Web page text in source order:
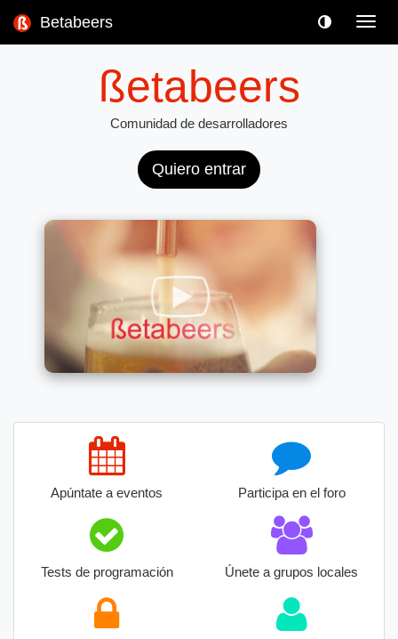
Betabeers
ßetabeers
Comunidad de desarrolladores
Quiero entrar
Apúntate a eventos Participa en el foro
Tests de programación Únete a grupos locales